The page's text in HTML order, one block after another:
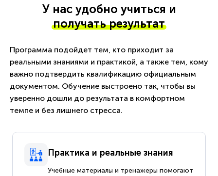
У нас удобно учиться и
получать результат
Программа подойдет тем, кто приходит за
реальными знаниями и практикой, а также тем, кому
важно подтвердить квалификацию официальным
документом. Обучение выстроено так, чтобы вы
уверенно дошли до результата в комфортном
темпе и без лишнего стресса.
Практика и реальные знания
Учебные материалы и тренажеры помогают